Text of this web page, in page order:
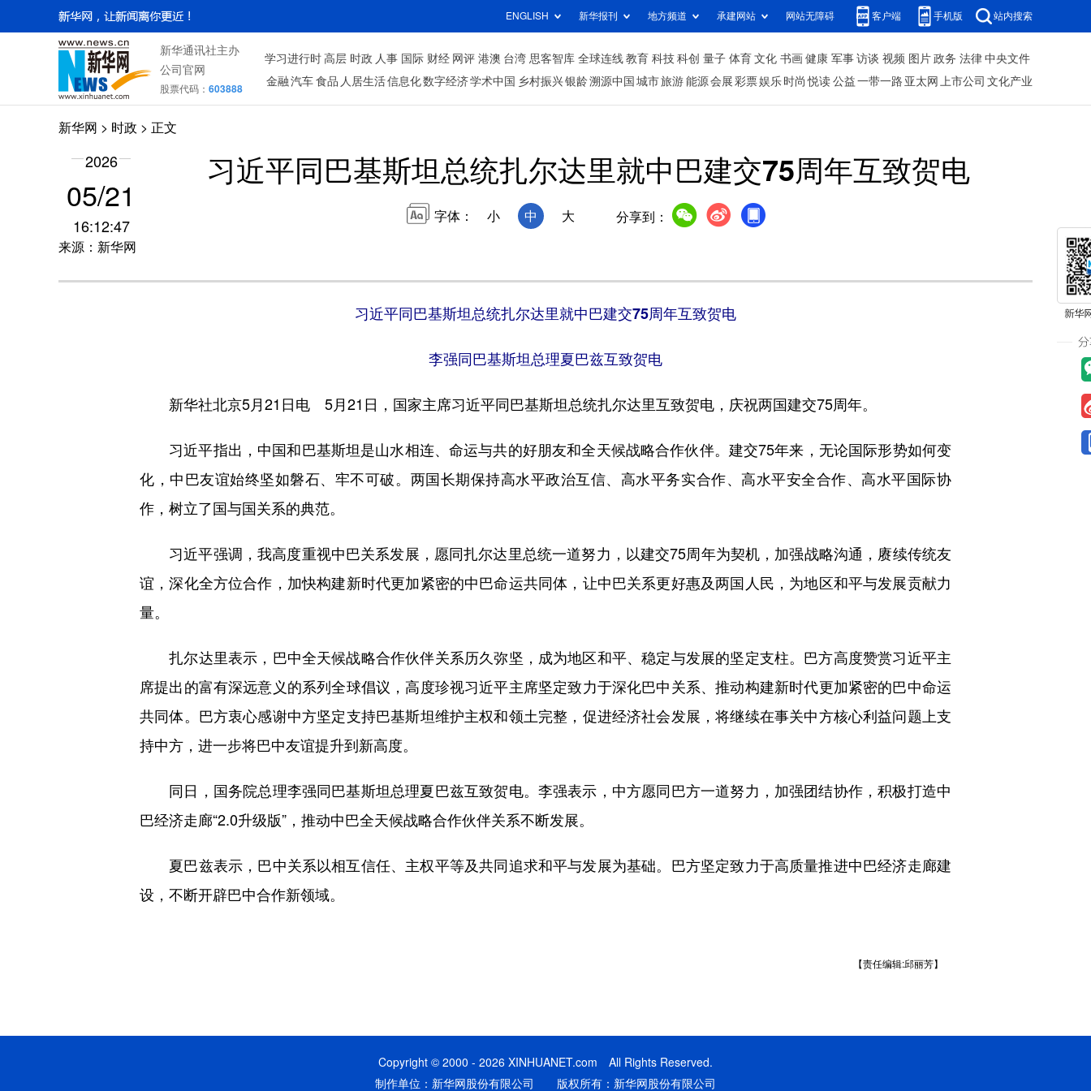
ENGLISH 新华报刊 地方频道 承建网站 网站无障碍 客户端 手机版 站内搜索
新华通讯社主办
公司官网
股票代码： 603888
学习进行时 高层 时政 人事 国际 财经 网评 港澳 台湾 思客智库 全球连线 教育 科技 科创 量子 体育 文化 书画 健康 军事 访谈 视频 图片 政务 法律 中央文件
金融 汽车 食品 人居生活信息化数字经济学术中国 乡村振兴银龄溯源中国 城市旅游 能源 会展 彩票娱乐 时尚 悦读 公益 一带一路 亚太网 上市公司 文化产业
新华网 > 时政 > 正文
2026
05/21
16:12:47
来源：新华网
习近平同巴基斯坦总统扎尔达里就中巴建交75周年互致贺电
字体： 小 中 大 分享到：
习近平同巴基斯坦总统扎尔达里就中巴建交75周年互致贺电
李强同巴基斯坦总理夏巴兹互致贺电
新华社北京5月21日电 5月21日，国家主席习近平同巴基斯坦总统扎尔达里互致贺电，庆祝两国建交75周年。
习近平指出，中国和巴基斯坦是山水相连、命运与共的好朋友和全天候战略合作伙伴。建交75年来，无论国际形势如何变
化，中巴友谊始终坚如磐石、牢不可破。两国长期保持高水平政治互信、高水平务实合作、高水平安全合作、高水平国际协
作，树立了国与国关系的典范。
习近平强调，我高度重视中巴关系发展，愿同扎尔达里总统一道努力，以建交75周年为契机，加强战略沟通，赓续传统友
谊，深化全方位合作，加快构建新时代更加紧密的中巴命运共同体，让中巴关系更好惠及两国人民，为地区和平与发展贡献力
量。
扎尔达里表示，巴中全天候战略合作伙伴关系历久弥坚，成为地区和平、稳定与发展的坚定支柱。巴方高度赞赏习近平主
席提出的富有深远意义的系列全球倡议，高度珍视习近平主席坚定致力于深化巴中关系、推动构建新时代更加紧密的巴中命运
共同体。巴方衷心感谢中方坚定支持巴基斯坦维护主权和领土完整，促进经济社会发展，将继续在事关中方核心利益问题上支
持中方，进一步将巴中友谊提升到新高度。
同日，国务院总理李强同巴基斯坦总理夏巴兹互致贺电。李强表示，中方愿同巴方一道努力，加强团结协作，积极打造中
巴经济走廊“2.0升级版”，推动中巴全天候战略合作伙伴关系不断发展。
夏巴兹表示，巴中关系以相互信任、主权平等及共同追求和平与发展为基础。巴方坚定致力于高质量推进中巴经济走廊建
设，不断开辟巴中合作新领域。
【责任编辑:邱丽芳】
Copyright © 2000 - 2026 XINHUANET.com All Rights Reserved.
制作单位：新华网股份有限公司 版权所有：新华网股份有限公司